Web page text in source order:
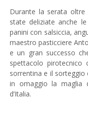
Durante la serata
state deliziate anche
panini con salsiccia,
maestro pasticciere
e un gran successo
spettacolo
sorrentina e il
in omaggio la maglia
d’Italia.